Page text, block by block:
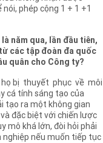
phép cộng 1 + 1 +1
năm qua, lần đầu tiên,
các tập đoàn đa quốc
quân cho Công ty?
họ bị thuyết phục về môi
cá tính sáng tạo của
tạo ra một không gian
đặc biệt với chiến lược
mô khá lớn, đòi hỏi phải
nghiệp nếu muốn tiếp tục